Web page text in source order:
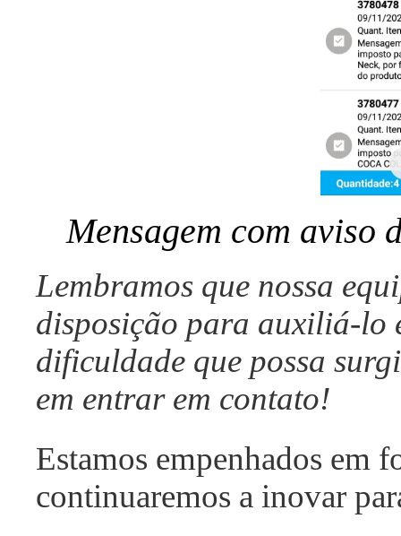
Mensagem com aviso
Lembramos que nossa
disposição para auxiliá-lo
dificuldade que possa
em entrar em contato!
Estamos empenhados em
continuaremos a inovar